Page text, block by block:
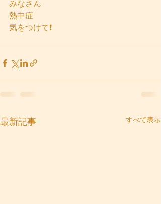
みなさん
熱中症
気をつけて❗
最新記事 すべて表示